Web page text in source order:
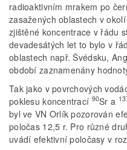
radioaktivním mrakem po
zasažených oblastech v
zjištěné koncentrace v řádu
devadesátých let to bylo v
oblastech např. Švédsku,
období zaznamenány
Tak jako v povrchových
poklesu koncentrací 90Sr a
byl ve VN Orlík pozorován
poločas 12,5 r. Pro různé
uvádí efektivní poločasy v